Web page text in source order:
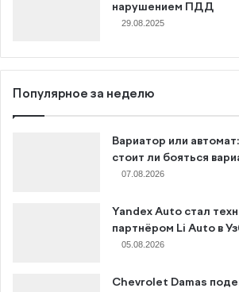
нарушением ПДД
29.08.2025
Популярное за неделю
Вариатор или
стоит ли бояться
07.08.2026
Yandex Auto стал
партнёром Li Auto в
05.08.2026
Chevrolet Damas